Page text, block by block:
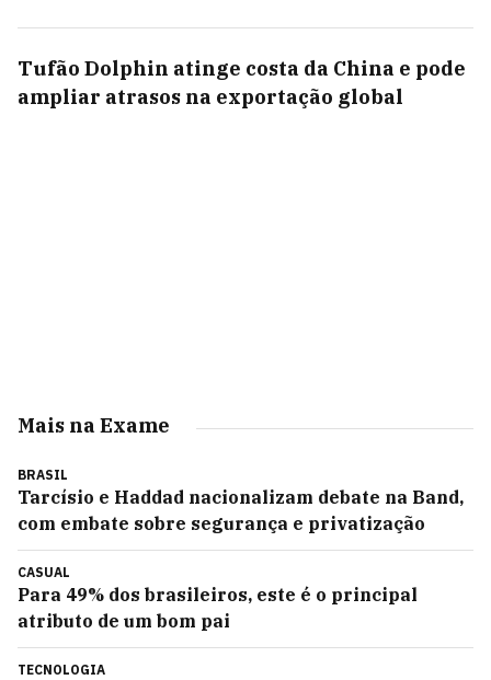
Tufão Dolphin atinge costa da China e pode
ampliar atrasos na exportação global
Mais na Exame
BRASIL
Tarcísio e Haddad nacionalizam debate na Band,
com embate sobre segurança e privatização
CASUAL
Para 49% dos brasileiros, este é o principal
atributo de um bom pai
TECNOLOGIA